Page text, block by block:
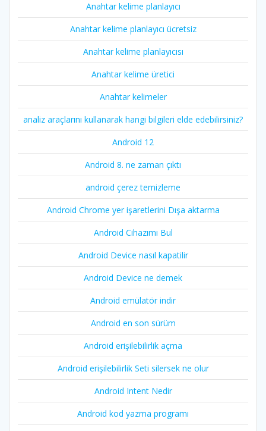
Anahtar kelime planlayıcı
Anahtar kelime planlayıcı ücretsiz
Anahtar kelime planlayıcısı
Anahtar kelime üretici
Anahtar kelimeler
analiz araçlarını kullanarak hangi bilgileri elde edebilirsiniz?
Android 12
Android 8. ne zaman çıktı
android çerez temizleme
Android Chrome yer işaretlerini Dışa aktarma
Android Cihazımı Bul
Android Device nasıl kapatilir
Android Device ne demek
Android emülatör indir
Android en son sürüm
Android erişilebilirlik açma
Android erişilebilirlik Seti silersek ne olur
Android Intent Nedir
Android kod yazma programı